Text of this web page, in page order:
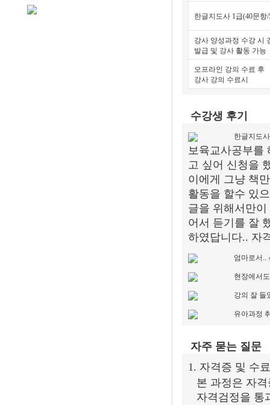
한글지도사 1급(40문항
강사 양성과정 수강 시
발급 및 강사 활동 가능
오프라인 강의 수료 후
강사 강의 수료시
수강생 후기
한글지도
보육교사공부를
고 싶어 신청을
이에게 그냥 책
활동을 할수 있
글을 위해서만
어서 듣기를 잘
하였답니다.. 자
엄마로서..
현장에서
강의 잘 들
유아과정
자주 묻는 질문
1. 자격증 및 수
본 과정은 자
자격검정을 통